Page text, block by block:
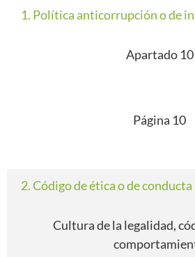
1. Política anticorrupción o de
Apartado 10
Página 10
2. Código de ética o de
Cultura de la legalidad,